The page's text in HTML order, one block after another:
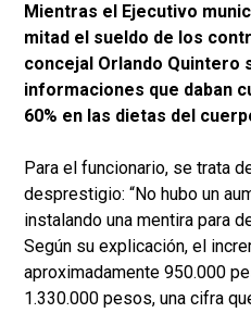
Mientras el Ejecutivo
mitad el sueldo de los
concejal Orlando Quintero
informaciones que daban
60% en las dietas del
Para el funcionario, se trata
desprestigio: “No hubo un
instalando una mentira para
Según su explicación, el
aproximadamente 950.000
1.330.000 pesos, una cifra